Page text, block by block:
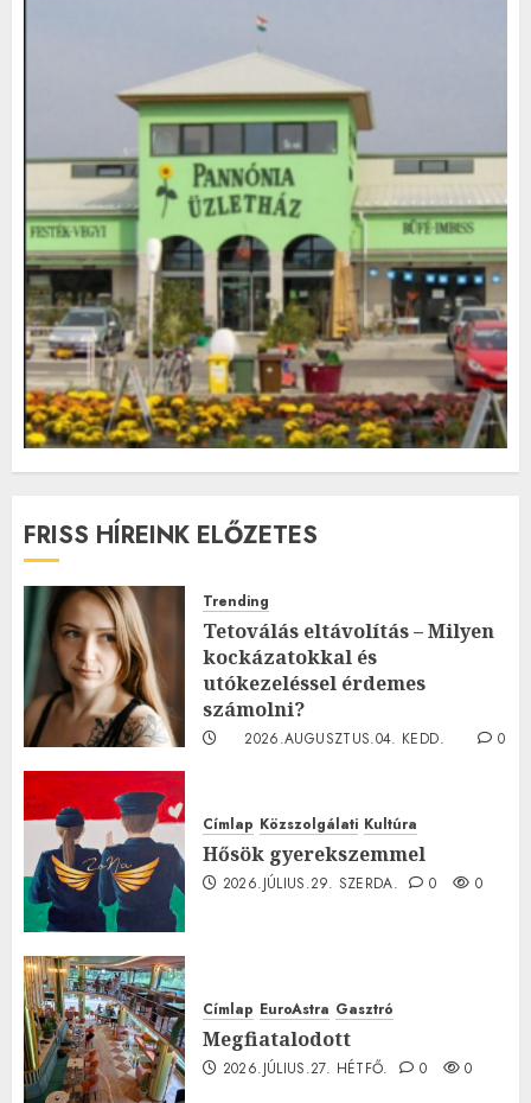
FRISS HÍREINK ELŐZETES
Trending
Tetoválás eltávolítás – Milyen
kockázatokkal és
utókezeléssel érdemes
számolni?
2026.AUGUSZTUS.04. KEDD.
0
Címlap Közszolgálati Kultúra
Hősök gyerekszemmel
2026.JÚLIUS.29. SZERDA. 0 0
Címlap EuroAstra Gasztró
Megfiatalodott
2026.JÚLIUS.27. HÉTFŐ. 0 0